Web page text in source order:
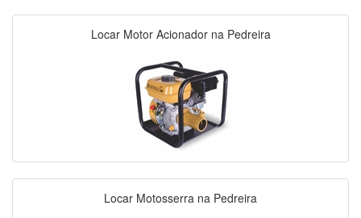
Locar Motor Acionador na Pedreira
Locar Motosserra na Pedreira